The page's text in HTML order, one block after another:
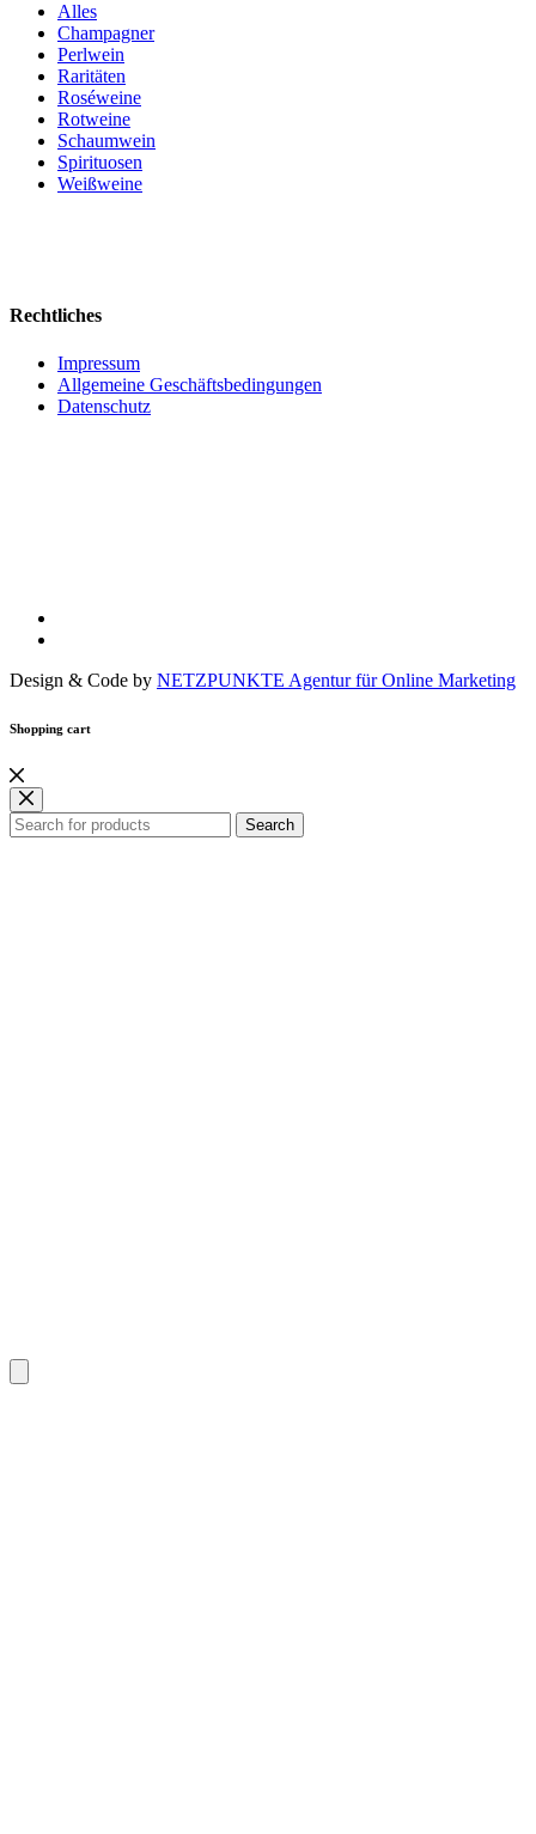
Alles
Champagner
Perlwein
Raritäten
Roséweine
Rotweine
Schaumwein
Spirituosen
Weißweine
Rechtliches
Impressum
Allgemeine Geschäftsbedingungen
Datenschutz
Design & Code by NETZPUNKTE Agentur für Online Marketing
Shopping cart
Search